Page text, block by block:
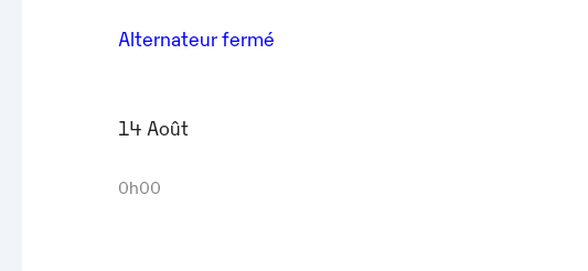
Alternateur fermé
14 Août
0h00